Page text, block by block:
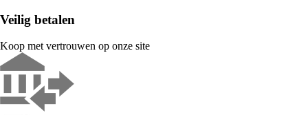
Veilig betalen
Koop met vertrouwen op onze site